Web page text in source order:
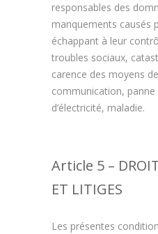
responsables des
manquements causés
échappant à leur
troubles sociaux,
carence des moyens
communication, panne
d’électricité, maladie.
Article 5 –
ET LITIGES
Les présentes